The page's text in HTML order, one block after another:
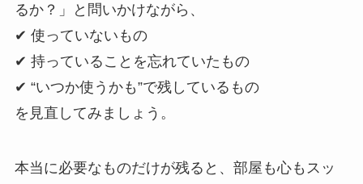
るか？」と問いかけながら、
✔ 使っていないもの
✔ 持っていることを忘れていたもの
✔ “いつか使うかも”で残しているもの
を見直してみましょう。
本当に必要なものだけが残ると、部屋も心もスッ